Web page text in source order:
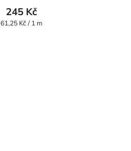
245 Kč
Měrná
61,25 Kč / 1 m